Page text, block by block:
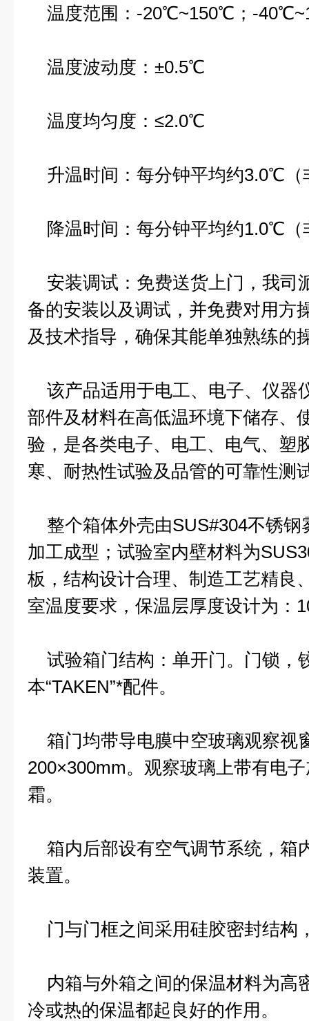
温度范围：-20℃~150℃；-
温度波动度：±0.5℃
温度均匀度：≤2.0℃
升温时间：每分钟平均约3.0℃（
降温时间：每分钟平均约1.0℃（
安装调试：免费送货上门，我司
备的安装以及调试，并免费对用方
及技术指导，确保其能单独熟练的
该产品适用于电工、电子、仪器
部件及材料在高低温环境下储存、
验，是各类电子、电工、电气、塑
寒、耐热性试验及品管的可靠性测
整个箱体外壳由SUS#304不锈钢
加工成型；试验室内壁材料为
板，结构设计合理、制造工艺精良
室温度要求，保温层厚度设计为：
试验箱门结构：单开门。门锁，
本“TAKEN”*配件。
箱门均带导电膜中空玻璃观察视
200×300mm。观察玻璃上带有电
霜。
箱内后部设有空气调节系统，箱
装置。
门与门框之间采用硅胶密封结构
内箱与外箱之间的保温材料为高
冷或热的保温都起良好的作用。